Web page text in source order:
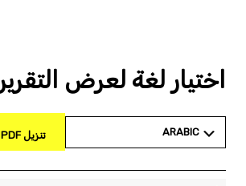
اختيار لغة لعرض التقرير
ARABIC تنزيل PDF